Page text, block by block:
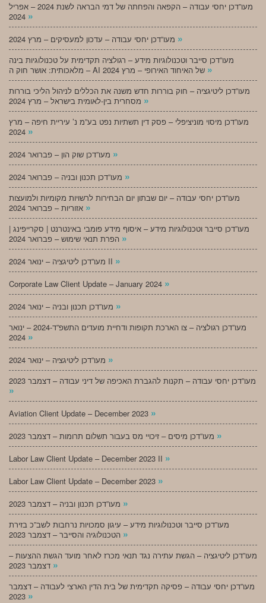
מעו”דכן יחסי עבודה – הקפאה והפחתה של דמי הבראה לשנת 2024 – אפריל
»
»
מעו”דכן סייבר וטכנולוגיות מידע – רגולציה תקדימית על טכנולוגיות בינה
»
מעו”דכן ליטיגציה – חוק בוררות חדש משנה את הכללים לניהול הליכי בוררות
»
מעו”דכן מיסוי מוניציפלי – פסק דין תשתיות נפט בע”מ נ’ עיריית חיפה – מרץ
»
»
»
מעו”דכן יחסי עבודה – יום שבתון יום הבחירות לרשויות מקומיות ולמועצות
»
מעו”דכן סייבר וטכנולוגיות מידע – איסוף מידע פומבי באינטרנט | סקרייפינג |
»
מעו”דכן ליטיגציה – ינואר 2024 II »
Corporate Law Client Update – January 2024 »
»
מעו”דכן רגולציה – צו הארכת תקופות ודחיית מועדים התשפ”ד-2024 – ינואר
»
»
מעו”דכן יחסי עבודה – תקנות להגברת האכיפה של דיני עבודה – דצמבר 2023
»
Aviation Client Update – December 2023 »
»
Labor Law Client Update – December 2023 II »
Labor Law Client Update – December 2023 »
»
מעו”דכן סייבר וטכנולוגיות מידע – עיגון סמכויות נרחבות לשב”כ בזירת
»
מעו”דכן ליטיגציה – הגשת עתירה נגד תנאי מכרז לאחר מועד הגשת ההצעות –
»
מעו”דכן יחסי עבודה – פסיקה תקדימית של בית הדין הארצי לעבודה – דצמבר
»